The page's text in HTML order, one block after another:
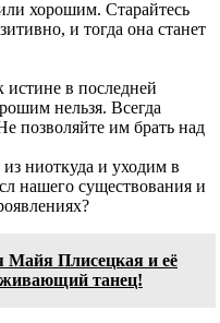
хорошим. Старайтесь
и тогда она станет
в последней
нельзя. Всегда
позволяйте им брать над
ниоткуда и уходим в
нашего существования и
Майя Плисецкая и её
танец!